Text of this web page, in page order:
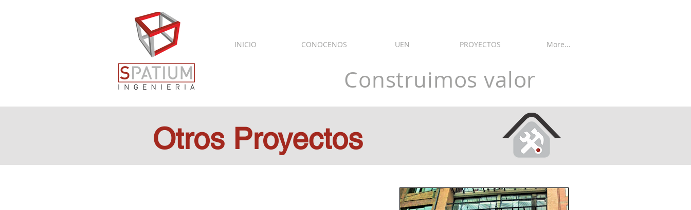
INICIO CONOCENOS UEN PROYECTOS More...
Construimos valor
Otros Proyectos